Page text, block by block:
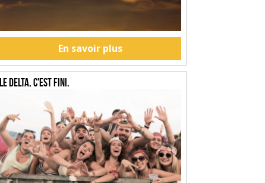
En savoir plus
Le Delta, c'est fini.